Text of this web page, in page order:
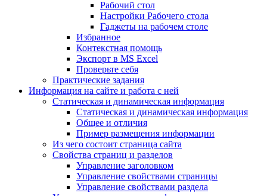
Рабочий стол
Настройки Рабочего стола
Гаджеты на рабочем столе
Избранное
Контекстная помощь
Экспорт в MS Excel
Проверьте себя
Практические задания
Информация на сайте и работа с ней
Статическая и динамическая информация
Статическая и динамическая информация
Общее и отличия
Пример размещения информации
Из чего состоит страница сайта
Свойства страниц и разделов
Управление заголовком
Управление свойствами страницы
Управление свойствами раздела